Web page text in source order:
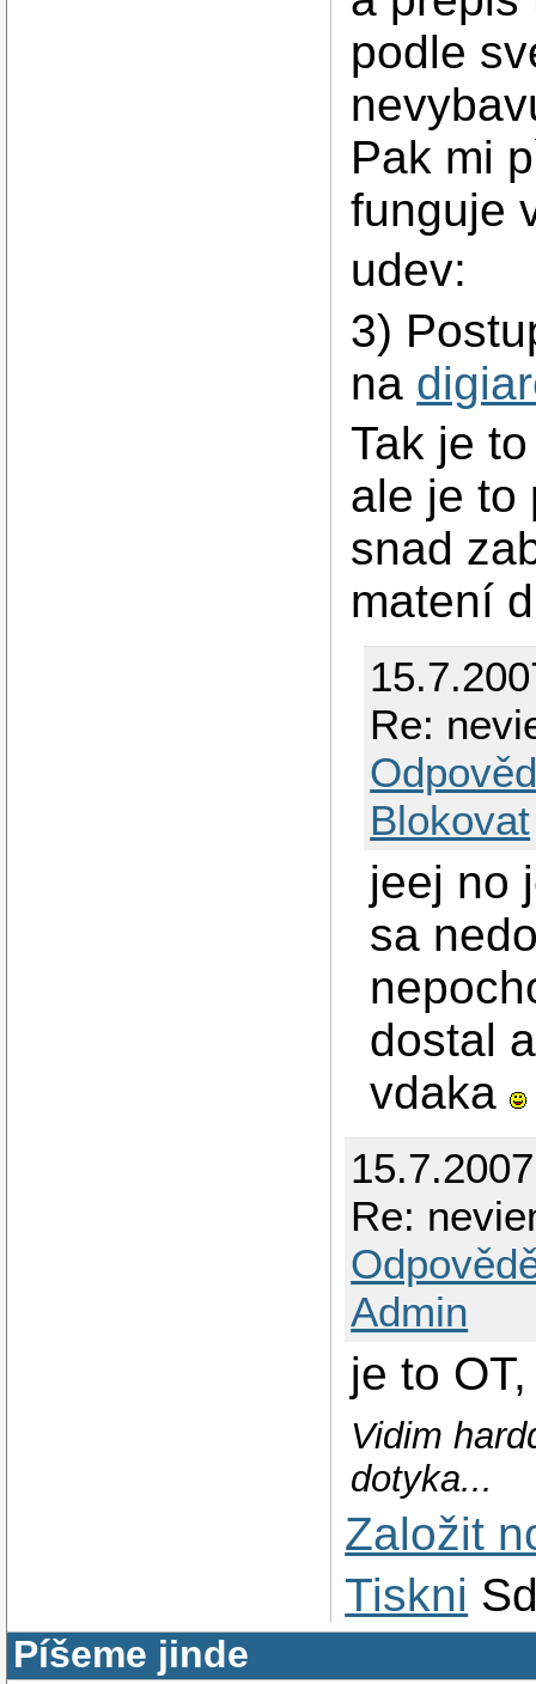
podle
Pak mi
funguje
udev:
3)
na
Tak je
ale je to
snad
matení
Re:
Blokovat
jeej no
sa
dostal
vdaka
Re:
Admin
je to
Vidim
dotyka...
Založit
Tiskni
Píšeme jinde